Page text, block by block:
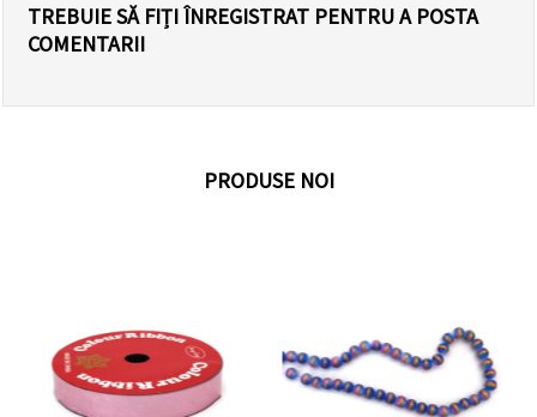
TREBUIE SĂ FIȚI ÎNREGISTRAT PENTRU A POSTA
COMENTARII
PRODUSE NOI